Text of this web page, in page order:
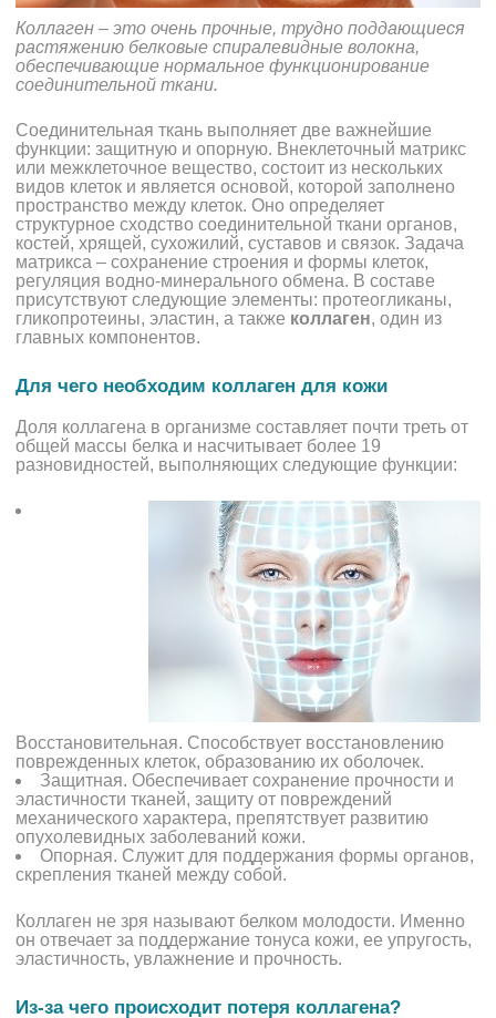
Коллаген – это очень прочные, трудно поддающиеся
растяжению белковые спиралевидные волокна,
обеспечивающие нормальное функционирование
соединительной ткани.
Соединительная ткань выполняет две важнейшие
функции: защитную и опорную. Внеклеточный матрикс
или межклеточное вещество, состоит из нескольких
видов клеток и является основой, которой заполнено
пространство между клеток. Оно определяет
структурное сходство соединительной ткани органов,
костей, хрящей, сухожилий, суставов и связок. Задача
матрикса – сохранение строения и формы клеток,
регуляция водно-минерального обмена. В составе
присутствуют следующие элементы: протеогликаны,
гликопротеины, эластин, а также коллаген, один из
главных компонентов.
Для чего необходим коллаген для кожи
Доля коллагена в организме составляет почти треть от
общей массы белка и насчитывает более 19
разновидностей, выполняющих следующие функции:
Восстановительная. Способствует восстановлению
поврежденных клеток, образованию их оболочек.
Защитная. Обеспечивает сохранение прочности и
эластичности тканей, защиту от повреждений
механического характера, препятствует развитию
опухолевидных заболеваний кожи.
Опорная. Служит для поддержания формы органов,
скрепления тканей между собой.
Коллаген не зря называют белком молодости. Именно
он отвечает за поддержание тонуса кожи, ее упругость,
эластичность, увлажнение и прочность.
Из-за чего происходит потеря коллагена?